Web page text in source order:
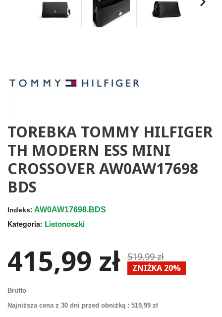
TOREBKA TOMMY HILFIGER
TH MODERN ESS MINI
CROSSOVER AW0AW17698
BDS
Indeks: AW0AW17698.BDS
Kategoria: Listonoszki
415,99 zł 519,99 zł
ZNIŻKA 20%
Brutto
Najniższa cena z 30 dni przed obniżką : 519,99 zł